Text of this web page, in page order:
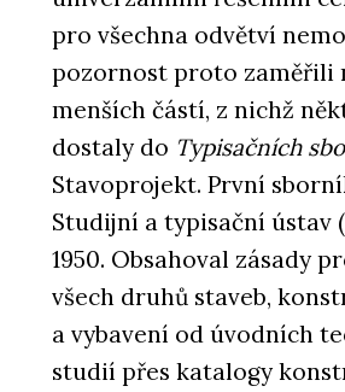
pro všechna odvětví
pozornost proto zaměřili
menších částí, z nichž
dostaly do Typisačních
Stavoprojekt. První
Studijní a typisační ústav
1950. Obsahoval zásady
všech druhů staveb,
a vybavení od úvodních
studií přes katalogy